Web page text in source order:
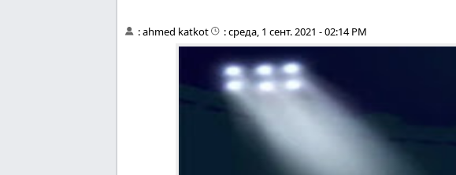
:ahmed katkot :среда, 1 сент. 2021 - 02:14 PM